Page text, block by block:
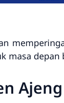
masa depan